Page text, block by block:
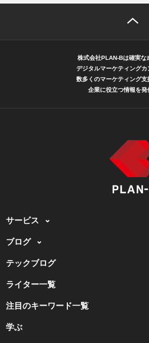
株式会社PLAN-Bは確実な
デジタルマーケティングカ
数多くのマーケティング支
企業に役立つ情報を発
サービス
ブログ
テックブログ
ライター一覧
注目のキーワード一覧
学ぶ